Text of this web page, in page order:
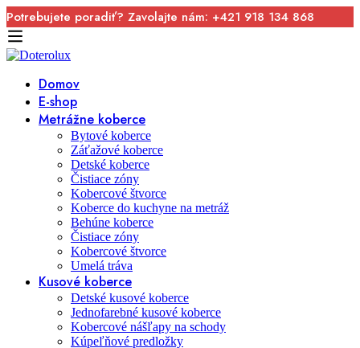
Potrebujete poradiť? Zavolajte nám: +421 918 134 868
Domov
E-shop
Metrážne koberce
Bytové koberce
Záťažové koberce
Detské koberce
Čistiace zóny
Kobercové štvorce
Koberce do kuchyne na metráž
Behúne koberce
Čistiace zóny
Kobercové štvorce
Umelá tráva
Kusové koberce
Detské kusové koberce
Jednofarebné kusové koberce
Kobercové nášľapy na schody
Kúpeľňové predložky